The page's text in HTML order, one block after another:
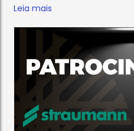
Leia mais